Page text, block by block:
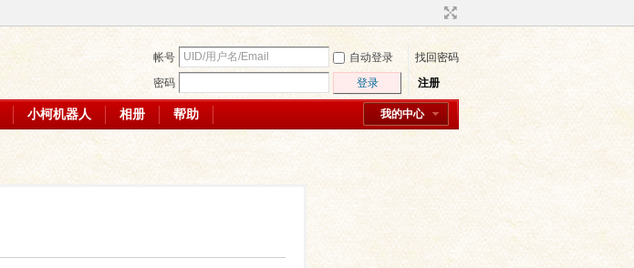
帐号 自动登录
找回密码
密码
登录 注册
我的中心
小柯机器人 相册 帮助